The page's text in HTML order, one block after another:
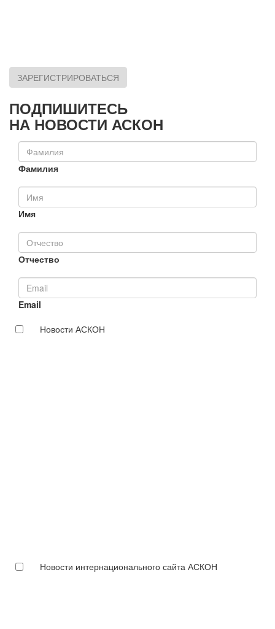
ЗАРЕГИСТРИРОВАТЬСЯ
ПОДПИШИТЕСЬ
НА НОВОСТИ АСКОН
Фамилия
Имя
Отчество
Email
Новости АСКОН
Новости интернационального сайта АСКОН